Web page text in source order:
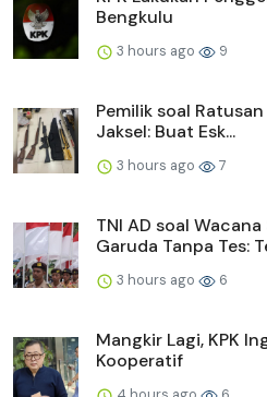
Bengkulu
3 hours ago 9
Pemilik soal
Jaksel: Buat Esk...
3 hours ago 7
TNI AD soal
Garuda Tanpa Tes:
3 hours ago 6
Mangkir Lagi, KPK
Kooperatif